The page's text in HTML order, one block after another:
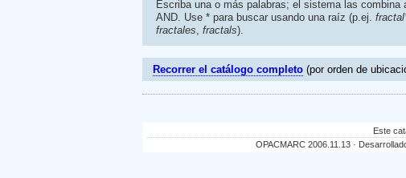
Escriba una o más palabras; el sistema las combina
AND. Use * para buscar usando una raíz (p.ej.
fractales, fractals).
Recorrer el catálogo completo (por orden de
Este
OPACMARC 2006.11.13 ·